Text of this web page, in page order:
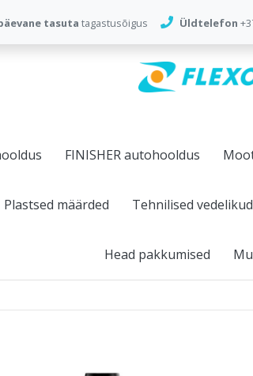
tasuta tagastusõigus Üldtelefon
FINISHER autohooldus
Plastsed määrded Tehnilised vedelikud
Head pakkumised